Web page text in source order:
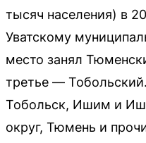
тысяч населения) в
Уватскому
место занял
третье —
Тобольск, Ишим и
округ, Тюмень и